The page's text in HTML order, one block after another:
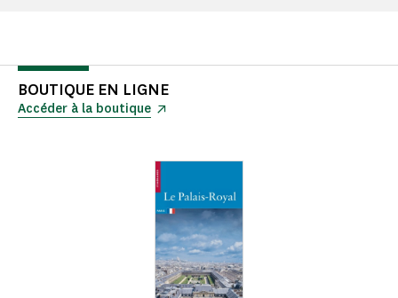
BOUTIQUE EN LIGNE
Accéder à la boutique